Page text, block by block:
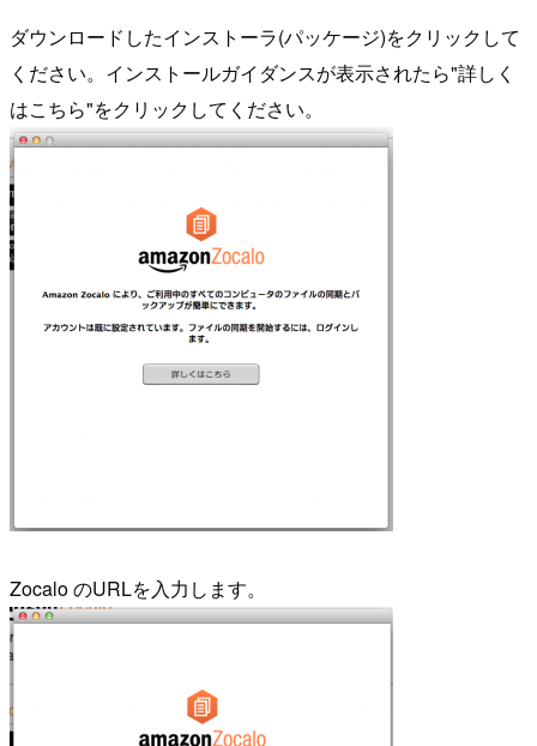
ダウンロードしたインストーラ(パッケージ)をクリックして
ください。インストールガイダンスが表示されたら"詳しく
はこちら"をクリックしてください。
Zocalo のURLを入力します。